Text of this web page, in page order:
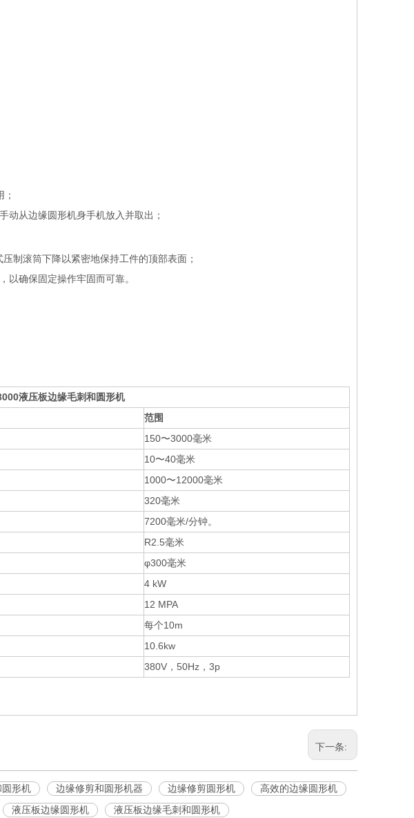
从边缘圆形机身手机放入并取出；
滚筒下降以紧密地保持工件的顶部表面；
确保固定操作牢固而可靠。
液压板边缘毛刺和圆形机
范围
150〜3000毫米
10〜40毫米
1000〜12000毫米
320毫米
7200毫米/分钟。
R2.5毫米
φ300毫米
4 kW
12 MPA
每个10m
10.6kw
380V，50Hz，3p
下一条:
形机 边缘修剪和圆形机器 边缘修剪圆形机
高效的边缘圆形机
液压板边缘圆形机 液压板边缘毛刺和圆形机